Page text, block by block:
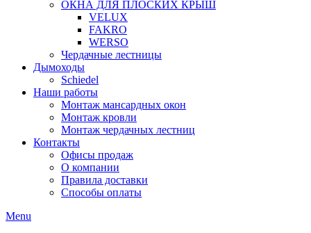
ОКНА ДЛЯ ПЛОСКИХ КРЫШ
VELUX
FAKRO
WERSO
Чердачные лестницы
Дымоходы
Schiedel
Наши работы
Монтаж мансардных окон
Монтаж кровли
Монтаж чердачных лестниц
Контакты
Офисы продаж
О компании
Правила доставки
Способы оплаты
Menu